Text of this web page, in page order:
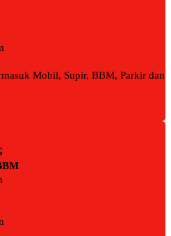
Mobil, Supir, BBM, Parkir dan